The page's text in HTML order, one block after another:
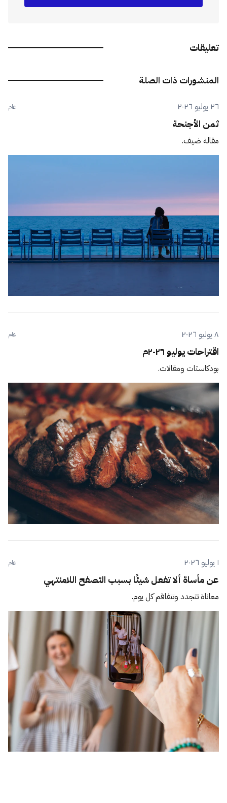
تعليقات
المنشورات ذات الصلة
٢٦ يوليو ٢٠٢٦ عام
ثمن الأجنحة
مقالة ضيف.
٨ يوليو ٢٠٢٦ عام
اقتراحات يوليو ٢٠٢٦م
بودكاستات ومقالات.
١ يوليو ٢٠٢٦ عام
عن مأساة ألا تفعل شيئًا بسبب التصفح اللامنتهي
معاناة تتجدد وتتفاقم كل يوم.